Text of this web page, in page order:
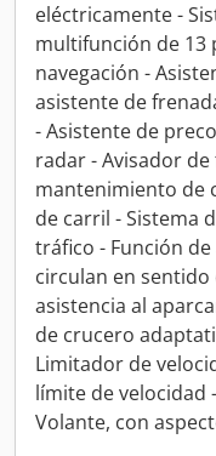
eléctricamente -
multifunción de 13
navegación -
asistente de
- Asistente de
radar - Avisador
mantenimiento de
de carril - Sistema
tráfico - Función
circulan en
asistencia al
de crucero
Limitador de
límite de velocidad
Volante, con